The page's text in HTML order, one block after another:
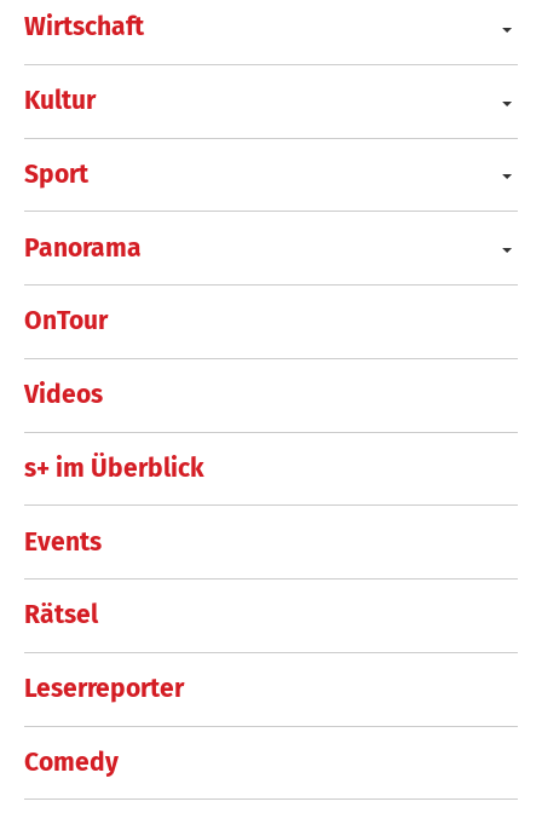
Wirtschaft
Kultur
Sport
Panorama
OnTour
Videos
s+ im Überblick
Events
Rätsel
Leserreporter
Comedy